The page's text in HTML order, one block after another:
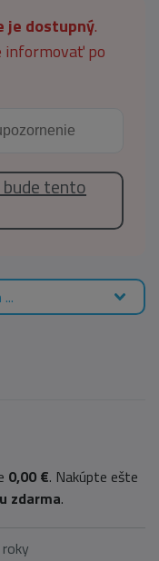
je dostupný.
informovať po
tento
0,00 €. Nakúpte ešte
zdarma.